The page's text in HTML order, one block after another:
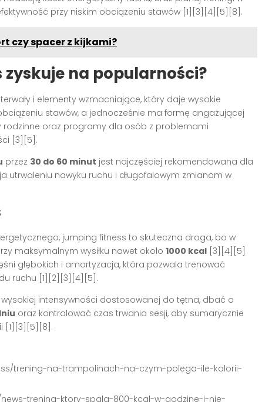
przy niskim obciążeniu stawów [1][3][4][5][8] .
czy spacer z kijkami?
na popularności?
i elementy wzmacniające, który daje wysokie
stawów, a jednocześnie ma formę angażującej
rodzinne oraz programy dla osób z problemami
[3][5] .
przez 30 do 60 minut jest najczęściej rekomendowana dla
nawyku ruchu i długofalowym zmianom w
jumping fitness to skuteczna droga, bo w
maksymalnym wysiłku nawet około 1000 kcal [3][4][5]
głębokich i amortyzacja, która pozwala trenować
ruchu [1][2][3][4][5] .
intensywności dostosowanej do tętna, dbać o
oraz kontrolować czas trwania sesji, aby sumarycznie
[1][3][5][8] .
trening-na-trampolinach-na-czym-polega-ile-kalorii-
trening-ktory-spala-800-kcal-w-godzine-i-nie-